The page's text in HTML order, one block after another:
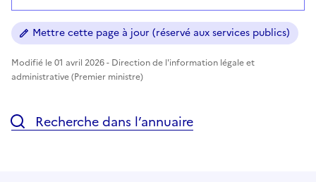
Mettre cette page à jour (réservé aux services publics)
Modifié le 01 avril 2026 - Direction de l'information légale et
administrative (Premier ministre)
Recherche dans l’annuaire